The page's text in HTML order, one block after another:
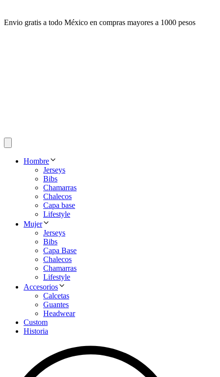
Envio gratis a todo México en compras mayores a 1000 pesos
Hombre
Jerseys
Bibs
Chamarras
Chalecos
Capa base
Lifestyle
Mujer
Jerseys
Bibs
Capa Base
Chalecos
Chamarras
Lifestyle
Accesorios
Calcetas
Guantes
Headwear
Custom
Historia